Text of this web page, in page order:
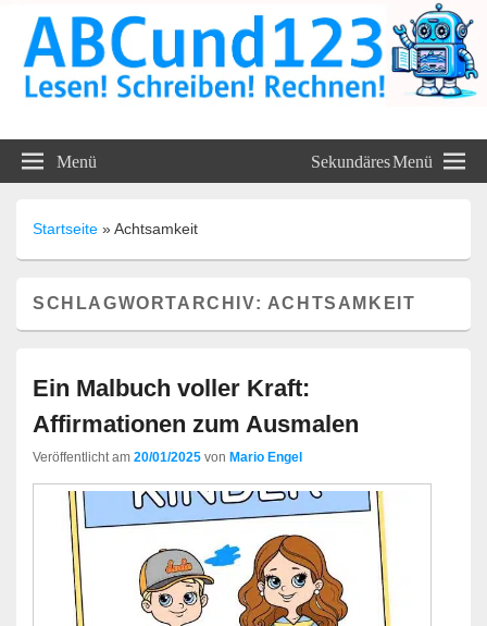
ABC und 123 Lehrmittel
Unterrichtsmaterialien
Menü Sekundäres Menü
Startseite »Achtsamkeit
SCHLAGWORTARCHIV: ACHTSAMKEIT
Ein Malbuch voller Kraft:
Affirmationen zum Ausmalen
Veröffentlicht am 20/01/2025 von Mario Engel